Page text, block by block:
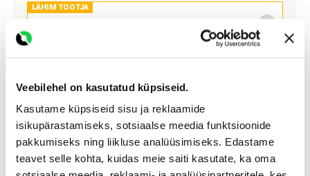
Veebilehel on kasutatud küpsiseid.
Kasutame küpsiseid sisu ja reklaamide
isikupärastamiseks, sotsiaalse meedia funktsioonide
pakkumiseks ning liikluse analüüsimiseks. Edastame
teavet selle kohta, kuidas meie saiti kasutate, ka oma
LÄHIM TOOTJA
Tarneaeg :
Hinnad sisaldavad käibemaksu.